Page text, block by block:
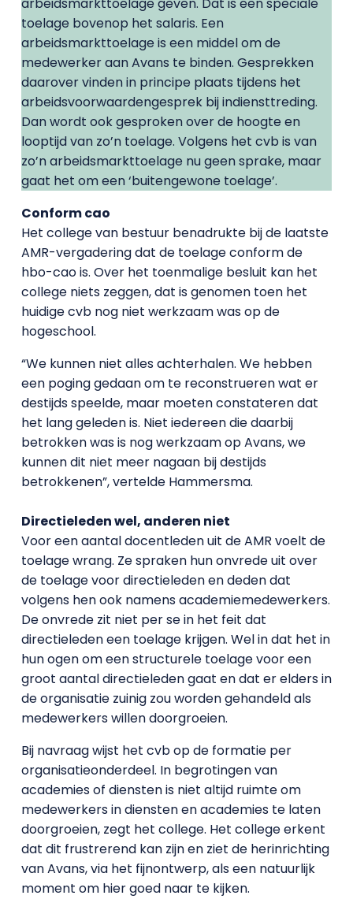
arbeidsmarkttoelage geven. Dat is een speciale
toelage bovenop het salaris. Een
arbeidsmarkttoelage is een middel om de
medewerker aan Avans te binden. Gesprekken
daarover vinden in principe plaats tijdens het
arbeidsvoorwaardengesprek bij indiensttreding.
Dan wordt ook gesproken over de hoogte en
looptijd van zo’n toelage. Volgens het cvb is van
zo’n arbeidsmarkttoelage nu geen sprake, maar
gaat het om een ‘buitengewone toelage’.
Conform cao
Het college van bestuur benadrukte bij de laatste
AMR-vergadering dat de toelage conform de
hbo-cao is. Over het toenmalige besluit kan het
college niets zeggen, dat is genomen toen het
huidige cvb nog niet werkzaam was op de
hogeschool.
“We kunnen niet alles achterhalen. We hebben
een poging gedaan om te reconstrueren wat er
destijds speelde, maar moeten constateren dat
het lang geleden is. Niet iedereen die daarbij
betrokken was is nog werkzaam op Avans, we
kunnen dit niet meer nagaan bij destijds
betrokkenen”, vertelde Hammersma.
Directieleden wel, anderen niet
Voor een aantal docentleden uit de AMR voelt de
toelage wrang. Ze spraken hun onvrede uit over
de toelage voor directieleden en deden dat
volgens hen ook namens academiemedewerkers.
De onvrede zit niet per se in het feit dat
directieleden een toelage krijgen. Wel in dat het in
hun ogen om een structurele toelage voor een
groot aantal directieleden gaat en dat er elders in
de organisatie zuinig zou worden gehandeld als
medewerkers willen doorgroeien.
Bij navraag wijst het cvb op de formatie per
organisatieonderdeel. In begrotingen van
academies of diensten is niet altijd ruimte om
medewerkers in diensten en academies te laten
doorgroeien, zegt het college. Het college erkent
dat dit frustrerend kan zijn en ziet de herinrichting
van Avans, via het fijnontwerp, als een natuurlijk
moment om hier goed naar te kijken.